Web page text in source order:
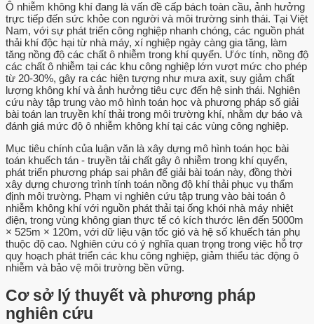
Ô nhiễm không khí đang là vấn đề cấp bách toàn cầu, ảnh hưởng
trực tiếp đến sức khỏe con người và môi trường sinh thái. Tại Việt
Nam, với sự phát triển công nghiệp nhanh chóng, các nguồn phát
thải khí độc hại từ nhà máy, xí nghiệp ngày càng gia tăng, làm
tăng nồng độ các chất ô nhiễm trong khí quyển. Ước tính, nồng độ
các chất ô nhiễm tại các khu công nghiệp lớn vượt mức cho phép
từ 20-30%, gây ra các hiện tượng như mưa axit, suy giảm chất
lượng không khí và ảnh hưởng tiêu cực đến hệ sinh thái. Nghiên
cứu này tập trung vào mô hình toán học và phương pháp số giải
bài toán lan truyền khí thải trong môi trường khí, nhằm dự báo và
đánh giá mức độ ô nhiễm không khí tại các vùng công nghiệp.
Mục tiêu chính của luận văn là xây dựng mô hình toán học bài
toán khuếch tán - truyền tải chất gây ô nhiễm trong khí quyển,
phát triển phương pháp sai phân để giải bài toán này, đồng thời
xây dựng chương trình tính toán nồng độ khí thải phục vụ thẩm
định môi trường. Phạm vi nghiên cứu tập trung vào bài toán ô
nhiễm không khí với nguồn phát thải tại ống khói nhà máy nhiệt
điện, trong vùng không gian thực tế có kích thước lên đến 5000m
× 525m × 120m, với dữ liệu vận tốc gió và hệ số khuếch tán phụ
thuộc độ cao. Nghiên cứu có ý nghĩa quan trọng trong việc hỗ trợ
quy hoạch phát triển các khu công nghiệp, giảm thiểu tác động ô
nhiễm và bảo vệ môi trường bền vững.
Cơ sở lý thuyết và phương pháp
nghiên cứu